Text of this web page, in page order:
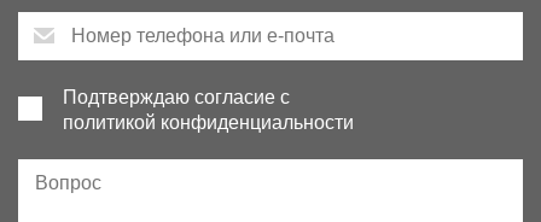
Подтверждаю согласие с
политикой конфиденциальности